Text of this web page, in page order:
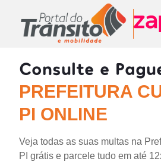
Consulte e
PREFEITURA
PI ONLINE
Veja todas as suas multas na
PI grátis e parcele tudo em até